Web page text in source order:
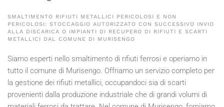
SMALTIMENTO RIFIUTI METALLICI PERICOLOSI E NON
PERICOLOSI: STOCCAGGIO AUTORIZZATO CON SUCCESSIVO INVIO
ALLA DISCARICA O IMPIANTI DI RECUPERO DI RIFIUTI E SCARTI
METALLICI DAL COMUNE DI MURISENGO
Siamo esperti nello smaltimento di rifiuti ferrosi e operiamo in
tutto il comune di Murisengo. Offriamo un servizio completo per
la gestione dei rifiuti metallici, occupandoci sia di scarti
provenienti dalla produzione industriale che di grandi volumi di